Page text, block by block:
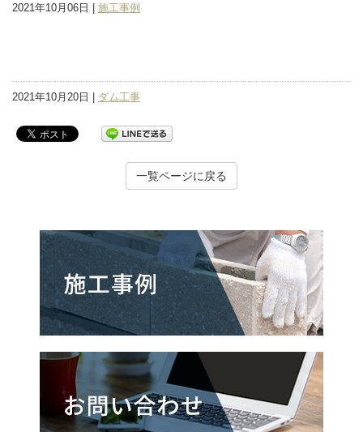
2021年10月06日 | 施工事例
2021年10月20日 | ダム工事
一覧ページに戻る